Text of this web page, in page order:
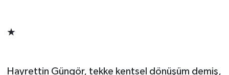
★
Hayrettin Güngör, tekke kentsel dönüşüm demiş,